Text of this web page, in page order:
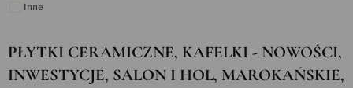
Inne
PŁYTKI CERAMICZNE, KAFELKI - NOWOŚCI,
INWESTYCJE, SALON I HOL, MAROKAŃSKIE,